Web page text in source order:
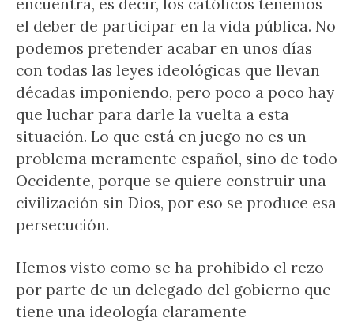
el deber de participar en la vida pública. No
podemos pretender acabar en unos días
con todas las leyes ideológicas que llevan
décadas imponiendo, pero poco a poco hay
que luchar para darle la vuelta a esta
situación. Lo que está en juego no es un
problema meramente español, sino de todo
Occidente, porque se quiere construir una
civilización sin Dios, por eso se produce esa
persecución.
Hemos visto como se ha prohibido el rezo
por parte de un delegado del gobierno que
tiene una ideología claramente